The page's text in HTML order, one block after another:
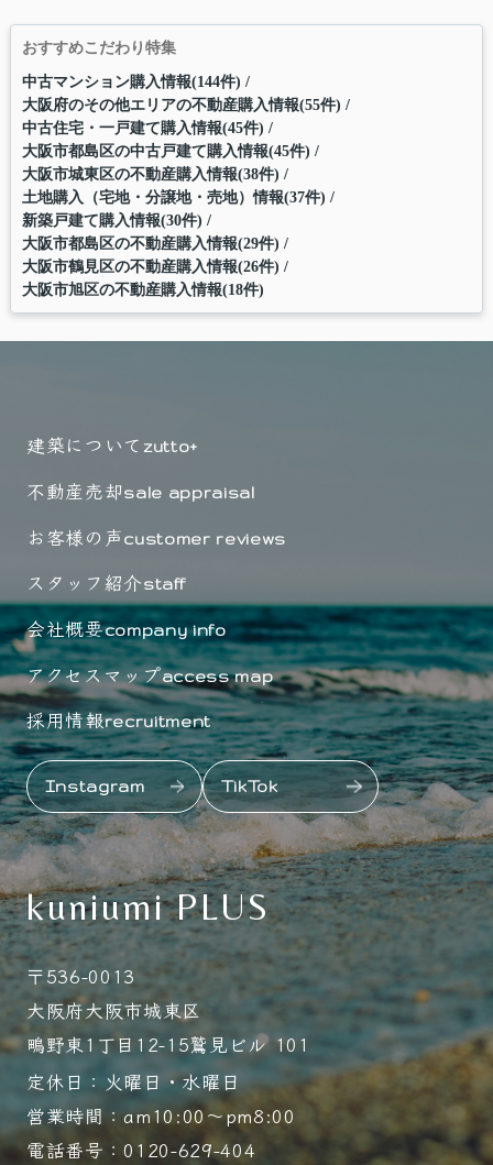
おすすめこだわり特集
中古マンション購入情報(144件)
大阪府のその他エリアの不動産購入情報(55件)
中古住宅・一戸建て購入情報(45件)
大阪市都島区の中古戸建て購入情報(45件)
大阪市城東区の不動産購入情報(38件)
土地購入（宅地・分譲地・売地）情報(37件)
新築戸建て購入情報(30件)
大阪市都島区の不動産購入情報(29件)
大阪市鶴見区の不動産購入情報(26件)
大阪市旭区の不動産購入情報(18件)
建築について zutto+
不動産売却sale appraisal
お客様の声customer reviews
スタッフ紹介staff
会社概要company info
アクセスマップaccess map
採用情報recruitment
Instagram TikTok
kuniumi PLUS
〒536-0013
大阪府大阪市城東区
鴫野東1丁目12-15鷲見ビル 101
定休日：火曜日・水曜日
営業時間：am10:00～pm8:00
電話番号：0120-629-404